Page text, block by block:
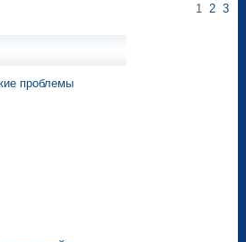
1 2 3
проблемы